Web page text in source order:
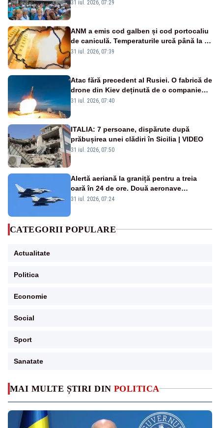
MAI MULTE ȘTIRI DIN POLITICA
31 iul. 2026, 07:29
ANM a emis cod galben și cod portocaliu
de caniculă. Temperaturile urcă până la 38
de grade, iar nopțile devin tropicale
31 iul. 2026, 07:39
Atac fără precedent al Rusiei. O fabrică de
drone din Kiev deținută de o companie
americană, distrusă de o rachetă
31 iul. 2026, 07:40
ITALIA: 7 persoane, dispărute după
prăbușirea unei clădiri în Sicilia | VIDEO
31 iul. 2026, 07:50
Alertă aeriană la graniță pentru a treia
oară în 24 de ore. Două aeronave
Eurofighter britanice au fost ridicate de la
31 iul. 2026, 07:24
CATEGORII POPULARE
Actualitate
Politica
Economie
Social
Sport
Sanatate